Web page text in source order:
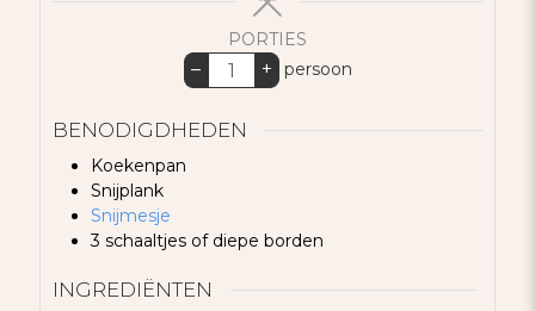
PORTIES
– + persoon
BENODIGDHEDEN
Koekenpan
Snijplank
Snijmesje
3 schaaltjes of diepe borden
INGREDIËNTEN